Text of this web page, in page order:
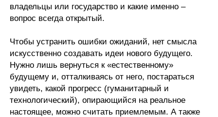
владельцы или государство и какие именно –
вопрос всегда открытый.
Чтобы устранить ошибки ожиданий, нет смысла
искусственно создавать идеи нового будущего.
Нужно лишь вернуться к «естественному»
будущему и, отталкиваясь от него, постараться
увидеть, какой прогресс (гуманитарный и
технологический), опирающийся на реальное
настоящее, можно считать приемлемым. А также